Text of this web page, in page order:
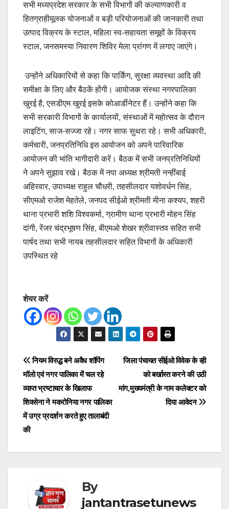
सभी मध्यप्रदेश सरकार के सभी विभागों की कल्याणकारी व
हितग्राहीमूलक योजनाओं व बड़ी परियोजनाओं की जानकारी तथा
उत्पाद विक्रय के स्टाल, महिला स्व-सहायता समूहों के विक्रय
स्टाल, जनसमस्या निवारण शिविर मेला प्रांगण में लगाए जाएंगे।
उन्होंने अधिकारियों से कहा कि पार्किंग, सुरक्षा व्यवस्था आदि की
समीक्षा के लिए और बैठकें होंगी। आयोजक संस्था नगरपालिका
खुरई है, एसडीएम खुरई इसके कोआर्डीनेटर हैं। उन्होंने कहा कि
सभी सरकारी विभागों के कार्यालयों, संस्थाओं में महोत्सव के दौरान
लाइटिंग, साज-सज्जा रहे। नगर साफ सुथरा रहे। सभी अधिकारी,
कर्मचारी, जनप्रतिनिधि इस आयोजन को अपने पारिवारिक
आयोजन की भांति भागीदारी करें। बैठक में सभी जनप्रतिनिधियों
ने अपने सुझाव रखे। बैठक में नपा अध्यक्ष श्रीमती नन्हींबाई
अहिरवार, उपाध्यक्ष राहुल चौधरी, तहसीलदार यशोवर्धन सिंह,
सीएमओ राजेश मेहतेले, जनपद सीईओ श्रीमती मीना कश्यप, शहरी
थाना प्रभारी शशि विश्वकर्मा, ग्रामीण थाना प्रभारी मोहन सिंह
दांगी, रेंजर चंद्रभूषण सिंह, बीएमओ शेखर श्रीवास्तव सहित सभी
पार्षद तथा सभी नायब तहसीलदार सहित विभागों के अधिकारी
उपस्थित रहे
शेयर करें
Post
navigation
जिला पंचायत सीईओ विवेक के व्ही
को बर्खास्त करने की उठी
मांग,मुख्यमंत्री के नाम कलेक्टर को
दिया आवेदन
नियम विरुद्ध बने अवैध शॉपिंग
मॉलो एवं नगर पालिका में चल रहे
व्याप्त भ्रष्टाचार के खिलाफ
शिवसेना ने मकरोनिया नगर पालिका
में उग्र प्रदर्शन करते हुए तालाबंदी
की
By
jantantrasetunews